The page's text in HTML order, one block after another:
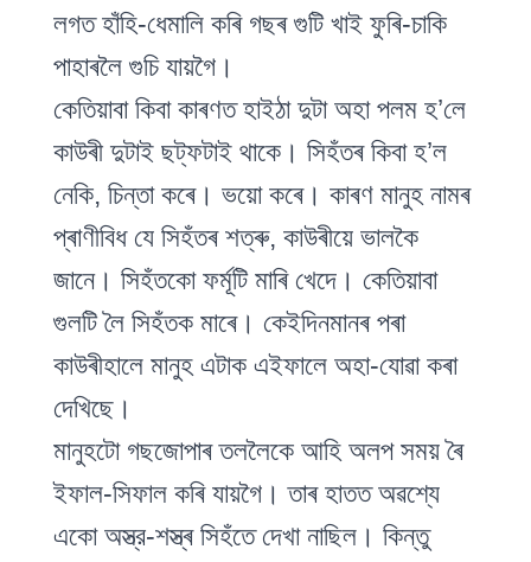
লগত হাঁহি-ধেমালি কৰি গছৰ গুটি খাই ফুৰি-চাকি
পাহাৰলৈ গুচি যায়গৈ।
কেতিয়াবা কিবা কাৰণত হাইঠা দুটা অহা পলম হ’লে
কাউৰী দুটাই ছট্‌ফটাই থাকে। সিহঁতৰ কিবা হ’ল
নেকি, চিন্তা কৰে। ভয়ো কৰে। কাৰণ মানুহ নামৰ
প্ৰাণীবিধ যে সিহঁতৰ শত্ৰু, কাউৰীয়ে ভালকৈ
জানে। সিহঁতকো ফৰ্মূটি মাৰি খেদে। কেতিয়াবা
গুলটি লৈ সিহঁতক মাৰে। কেইদিনমানৰ পৰা
কাউৰীহালে মানুহ এটাক এইফালে অহা-যোৱা কৰা
দেখিছে।
মানুহটো গছজোপাৰ তললৈকে আহি অলপ সময় ৰৈ
ইফাল-সিফাল কৰি যায়গৈ। তাৰ হাতত অৱশ্যে
একো অস্ত্র-শস্ত্ৰ সিহঁতে দেখা নাছিল। কিন্তু